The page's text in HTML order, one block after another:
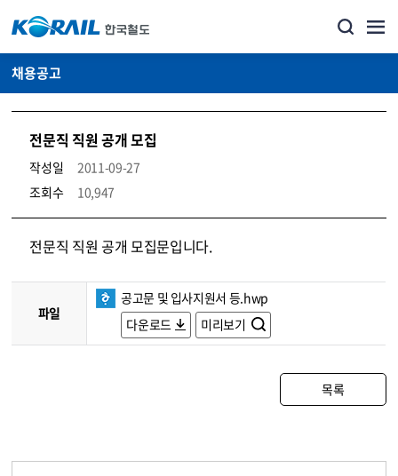
채용공고
전문직 직원 공개 모집
작성일
2011-09-27
조회수
10,947
코레일소개_경영공시_채용공고 상세보기 – 내용, 파일, 담당자 연락처로 구성
전문직 직원 공개 모집문입니다.
파일
공고문 및 입사지원서 등.hwp
다운로드
미리보기
목록